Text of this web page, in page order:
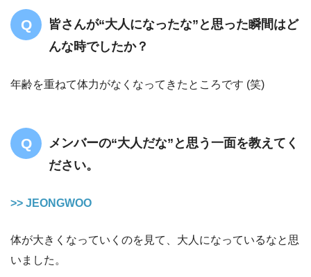
皆さんが“大人になったな”と思った瞬間はど
んな時でしたか？
年齢を重ねて体力がなくなってきたところです (笑)
メンバーの“大人だな”と思う一面を教えてく
ださい。
>> JEONGWOO
体が大きくなっていくのを見て、大人になっているなと思
いました。